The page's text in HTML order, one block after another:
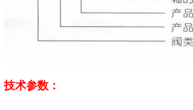
技术参数：